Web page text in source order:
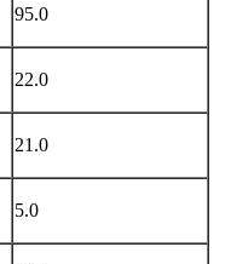
95.0
22.0
21.0
5.0